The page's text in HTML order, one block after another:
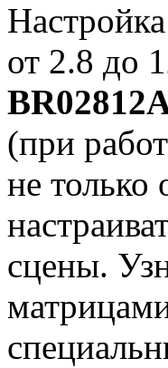
от 2.8 до
(при
не только
сцены.